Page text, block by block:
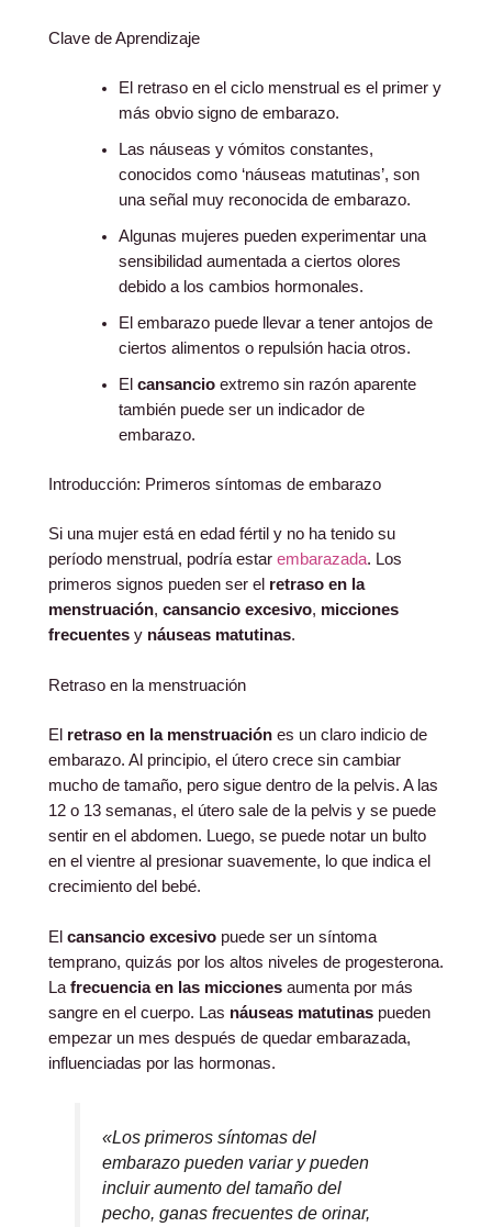
Clave de Aprendizaje
El retraso en el ciclo menstrual es el primer y
más obvio signo de embarazo.
Las náuseas y vómitos constantes,
conocidos como ‘náuseas matutinas’, son
una señal muy reconocida de embarazo.
Algunas mujeres pueden experimentar una
sensibilidad aumentada a ciertos olores
debido a los cambios hormonales.
El embarazo puede llevar a tener antojos de
ciertos alimentos o repulsión hacia otros.
El cansancioextremo sin razón aparente
también puede ser un indicador de
embarazo.
Introducción: Primeros síntomas de embarazo
Si una mujer está en edad fértil y no ha tenido su
período menstrual, podría estar embarazada. Los
primeros signos pueden ser el retraso en la
menstruación, cansancio excesivo, micciones
frecuentes y náuseas matutinas.
Retraso en la menstruación
El retraso en la menstruación es un claro indicio de
embarazo. Al principio, el útero crece sin cambiar
mucho de tamaño, pero sigue dentro de la pelvis. A las
12 o 13 semanas, el útero sale de la pelvis y se puede
sentir en el abdomen. Luego, se puede notar un bulto
en el vientre al presionar suavemente, lo que indica el
crecimiento del bebé.
El cansancio excesivo puede ser un síntoma
temprano, quizás por los altos niveles de progesterona.
La frecuencia en las micciones aumenta por más
sangre en el cuerpo. Las náuseas matutinas pueden
empezar un mes después de quedar embarazada,
influenciadas por las hormonas.
«Los primeros síntomas del
embarazo pueden variar y pueden
incluir aumento del tamaño del
pecho, ganas frecuentes de orinar,